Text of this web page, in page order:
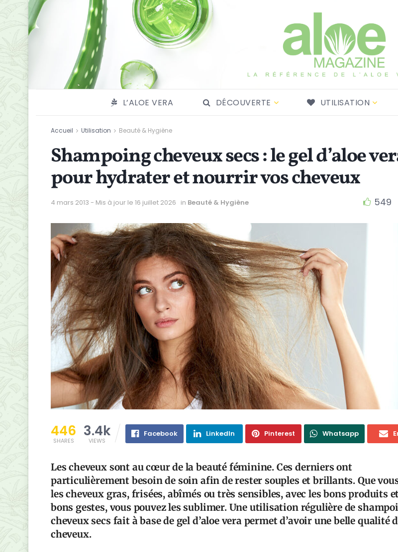
L’ALOE VERA DÉCOUVERTE UTILISATION
Accueil Utilisation Beauté & Hygiène
Shampoing cheveux secs : le gel d’aloe
pour hydrater et nourrir vos cheveux
4 mars 2013 - Mis à jour le 16 juillet 2026 in Beauté & Hygiène 549
446
SHARES
3.4k
VIEWS
Facebook LinkedIn Pinterest Whatsapp
Les cheveux sont au cœur de la beauté féminine. Ces derniers ont
particulièrement besoin de soin afin de rester souples et brillants. Que
les cheveux gras, frisées, abîmés ou très sensibles, avec les bons produits
bons gestes, vous pouvez les sublimer. Une utilisation régulière de
cheveux secs fait à base de gel d’aloe vera permet d’avoir une belle qualité
cheveux.